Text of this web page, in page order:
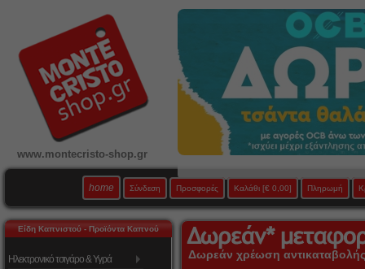
www.montecristo-shop.gr
home Σύνδεση Προσφορές Καλάθι [€ 0,00] Πληρωμή
Είδη Καπνιστού - Προϊόντα Καπνού
Ηλεκτρονικό τσιγάρο & Υγρά
Δωρεάν χρέωση